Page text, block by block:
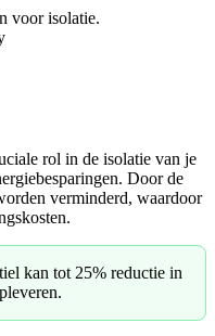
rol in de isolatie van je
Door de
verminderd, waardoor
kan tot 25% reductie in